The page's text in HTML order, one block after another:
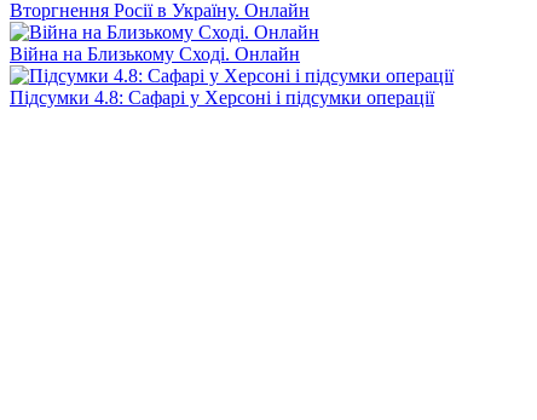
Вторгнення Росії в Україну. Онлайн
Війна на Близькому Сході. Онлайн
Підсумки 4.8: Сафарі у Херсоні і підсумки операції